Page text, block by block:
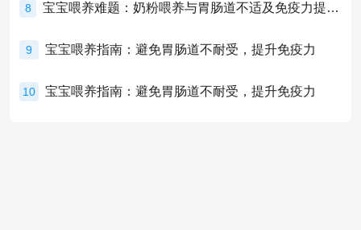
8 宝宝喂养难题：奶粉喂养与胃肠道不适及免疫力提升的奥秘
9 宝宝喂养指南：避免胃肠道不耐受，提升免疫力
10 宝宝喂养指南：避免胃肠道不耐受，提升免疫力